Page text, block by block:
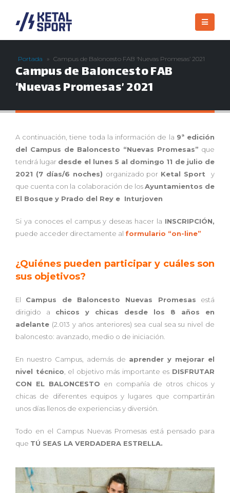
Portada » Campus de Baloncesto FAB ‘Nuevas Promesas’ 2021
Campus de Baloncesto FAB
‘Nuevas Promesas’ 2021
A continuación, tiene toda la información de la 9ª edición
del Campus de Baloncesto “Nuevas Promesas” que
tendrá lugar desde el lunes 5 al domingo 11 de julio de
2021 (7 días/6 noches) organizado por Ketal Sport
y
que cuenta con la colaboración de losAyuntamientos de
El Bosque y Prado del Rey e Inturjoven
Si ya conoces el campus y deseas hacer la INSCRIPCIÓN,
puede acceder directamente al formulario “on-line”
¿Quiénes pueden participar y cuáles son
sus objetivos?
El Campus de Baloncesto Nuevas Promesas está
dirigido a chicos y chicas desde los 8 años en
adelante (2.013 y años anteriores) sea cual sea su nivel de
baloncesto: avanzado, medio o de iniciación.
En nuestro Campus, además de aprender y mejorar el
nivel técnico , el objetivo más importante es DISFRUTAR
CON EL BALONCESTO en compañía de otros chicos y
chicas de diferentes equipos y lugares que compartirán
unos días llenos de experiencias y diversión.
Todo en el Campus Nuevas Promesas está pensado para
que TÚ SEAS LA VERDADERA ESTRELLA.